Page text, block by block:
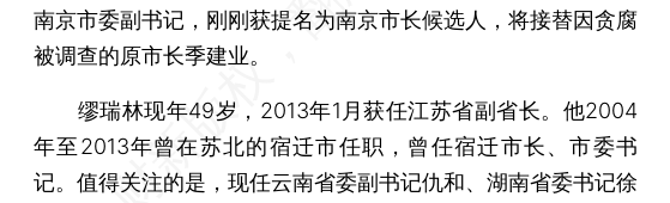
南京市委副书记，刚刚获提名为南京市长候选人，将接替因贪腐
被调查的原市长季建业。
缪瑞林现年49岁，2013年1月获任江苏省副省长。他2004
年至2013年曾在苏北的宿迁市任职，曾任宿迁市长、市委书
记。值得关注的是，现任云南省委副书记仇和、湖南省委书记徐